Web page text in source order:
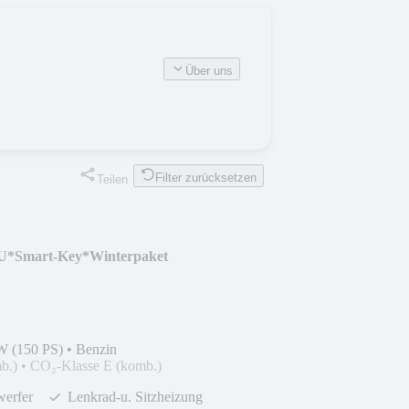
Über uns
Teilen Filter zurücksetzen
Key*Winterpaket
(150 PS) • Benzin
• CO₂-Klasse E (komb.)
Lenkrad-u. Sitzheizung